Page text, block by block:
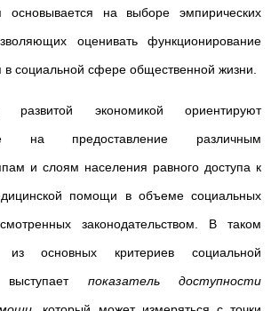
основывается на выборе эмпирических
оценивать функционирование
в социальной сфере общественной жизни.
развитой экономикой ориентируют
на предоставление различным
и слоям населения равного доступа к
помощи в объеме социальных
законодательством. В таком
основных критериев социальной
выступает показатель доступности